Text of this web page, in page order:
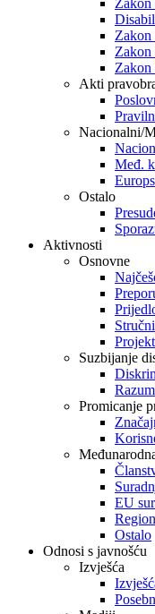
Zakon
Zakon
Zakon
Zakon
Akti
Nacionalni/
Međ.
Ostalo
Aktivnosti
Osnovne
Suzbijanje
Promicanje
EU
Ostalo
Odnosi s javnošću
Izvješća